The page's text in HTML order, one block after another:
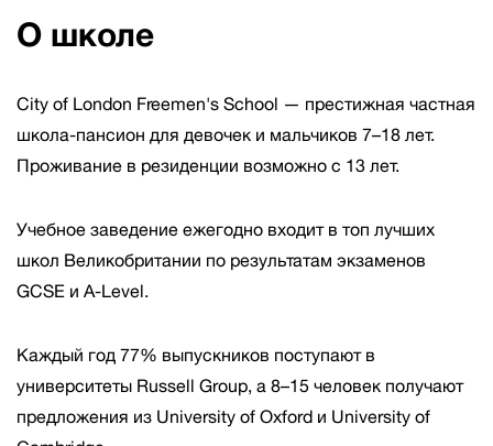
О школе
City of London Freemen's School — престижная частная
школа-пансион для девочек и мальчиков 7–18 лет.
Проживание в резиденции возможно с 13 лет.
Учебное заведение ежегодно входит в топ лучших
школ Великобритании по результатам экзаменов
GCSE и A-Level.
Каждый год 77% выпускников поступают в
университеты Russell Group, а 8–15 человек получают
предложения из University of Oxford и University of